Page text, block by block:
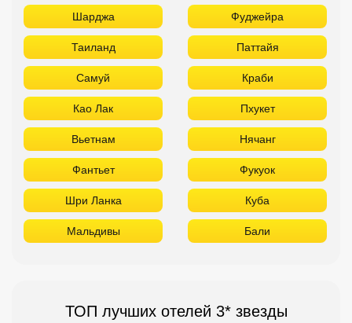
Шарджа Фуджейра
Таиланд Паттайя
Самуй Краби
Као Лак Пхукет
Вьетнам Нячанг
Фантьет Фукуок
Шри Ланка Куба
Мальдивы Бали
ТОП лучших отелей 3* звезды